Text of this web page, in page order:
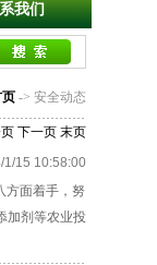
我们
-> 安全动态
下一页 末页
1/15 10:58:00
方面着手，努
剂等农业投